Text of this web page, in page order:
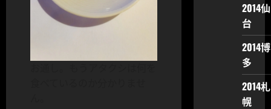
2014仙
台
2014博
多
2014札
幌